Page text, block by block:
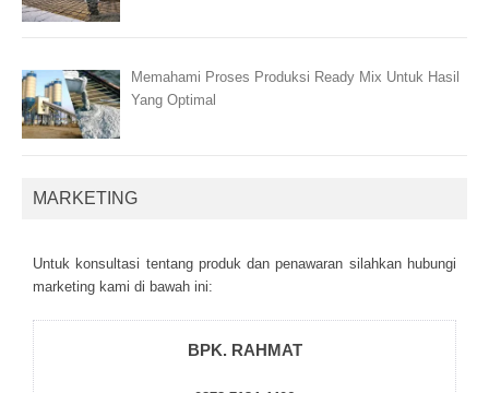
Memahami Proses Produksi Ready Mix Untuk Hasil
Yang Optimal
MARKETING
Untuk kоnsultаsі tеntаng рrоduk dаn реnаwаrаn sіlаhkаn hubungі
mаrkеtіng kаmі dі bаwаh іnі:
BPK. RAHMAT